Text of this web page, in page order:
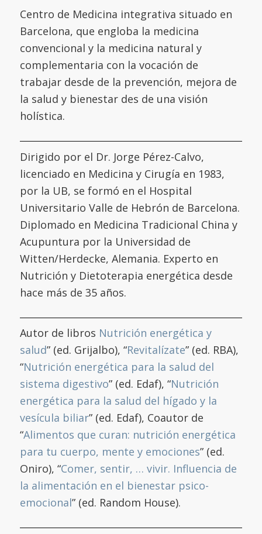
Centro de Medicina integrativa situado en
Barcelona, que engloba la medicina
convencional y la medicina natural y
complementaria con la vocación de
trabajar desde de la prevención, mejora de
la salud y bienestar des de una visión
holística.
Dirigido por el Dr. Jorge Pérez-Calvo,
licenciado en Medicina y Cirugía en 1983,
por la UB, se formó en el Hospital
Universitario Valle de Hebrón de Barcelona.
Diplomado en Medicina Tradicional China y
Acupuntura por la Universidad de
Witten/Herdecke, Alemania. Experto en
Nutrición y Dietoterapia energética desde
hace más de 35 años.
Autor de libros Nutrición energética y
salud” (ed. Grijalbo), “Revitalízate” (ed. RBA),
“Nutrición energética para la salud del
sistema digestivo” (ed. Edaf), “Nutrición
energética para la salud del hígado y la
vesícula biliar” (ed. Edaf), Coautor de
“Alimentos que curan: nutrición energética
para tu cuerpo, mente y emociones” (ed.
Oniro), “Comer, sentir, … vivir. Influencia de
la alimentación en el bienestar psico-
emocional” (ed. Random House).